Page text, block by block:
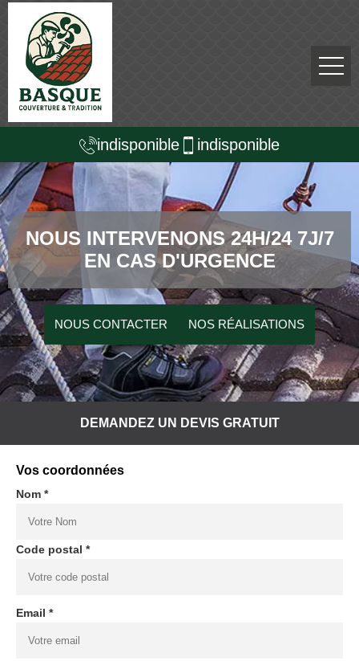
indisponible indisponible
NOUS INTERVENONS 24H/24 7J/7
EN CAS D'URGENCE
NOUS CONTACTER NOS RÉALISATIONS
DEMANDEZ UN DEVIS GRATUIT
Vos coordonnées
Nom *
Code postal *
Email *